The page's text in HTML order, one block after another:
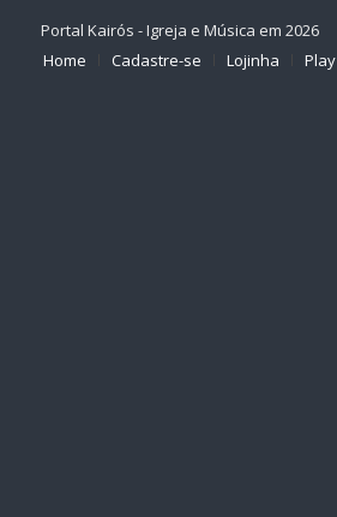
Portal Kairós - Igreja e Música em 2026
Home
Cadastre-se Lojinha Play